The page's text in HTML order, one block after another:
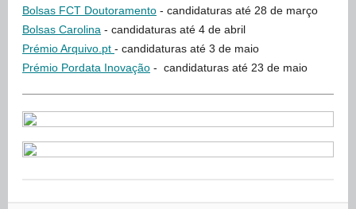
Bolsas FCT Doutoramento - candidaturas até 28 de março
Bolsas Carolina - candidaturas até 4 de abril
Prémio Arquivo.pt - candidaturas até 3 de maio
Prémio Pordata Inovação - candidaturas até 23 de maio